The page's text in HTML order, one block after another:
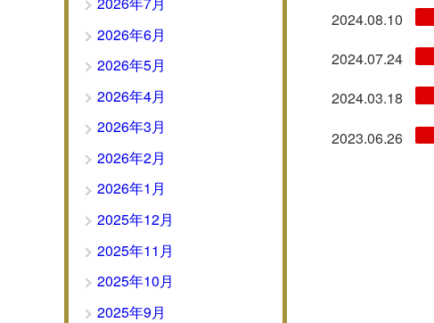
2024.08.10
2024.07.24
2024.03.18
2023.06.26
2026年6月
2026年5月
2026年4月
2026年3月
2026年2月
2026年1月
2025年12月
2025年11月
2025年10月
2025年9月